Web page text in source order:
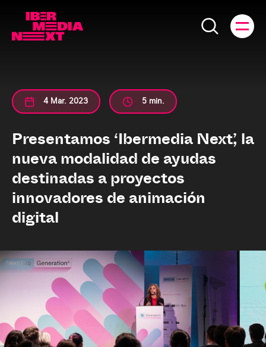
4 Mar. 2023 5 min.
Presentamos ‘Ibermedia Next’, la
nueva modalidad de ayudas
destinadas a proyectos
innovadores de animación
digital